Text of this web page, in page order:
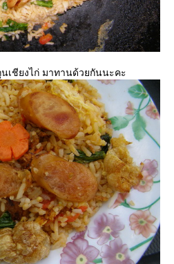
เชียงไก่ มาทานด้วยกันนะคะ